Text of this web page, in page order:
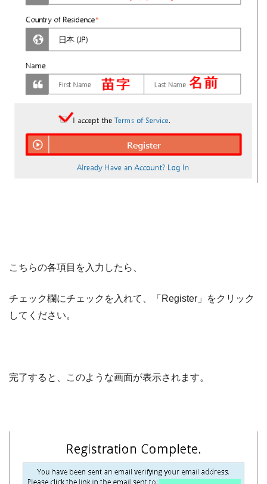
こちらの各項目を入力したら、
チェック欄にチェックを入れて、「Register」をクリック
してください。
完了すると、このような画面が表示されます。